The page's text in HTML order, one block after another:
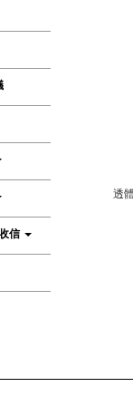
信
透體.彩